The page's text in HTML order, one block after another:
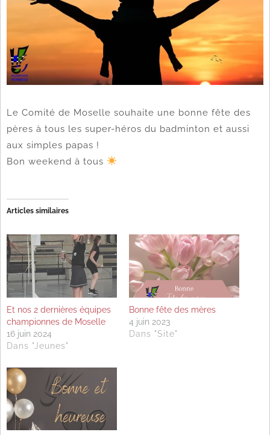
Le Comité de Moselle souhaite une bonne fête des
pères à tous les super-héros du badminton et aussi
aux simples papas !
Bon weekend à tous
Articles similaires
Et nos 2 dernières équipes
championnes de Moselle
16 juin 2024
Dans "Jeunes"
Bonne fête des mères
4 juin 2023
Dans "Site"